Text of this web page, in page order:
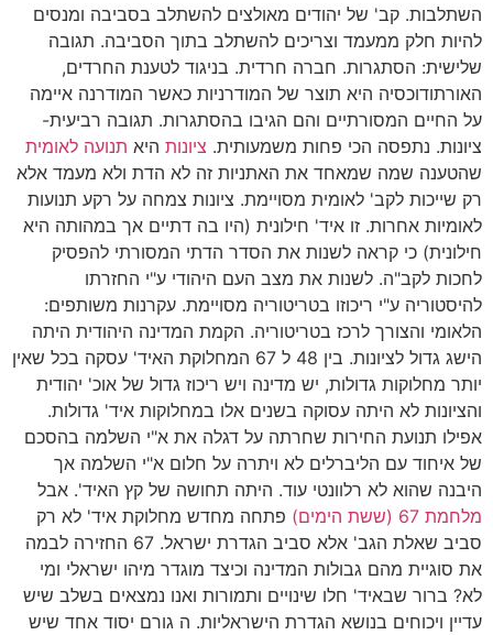
השתלבות. קב' של יהודים מאולצים להשתלב בסביבה ומנסים
להיות חלק ממעמד וצריכים להשתלב בתוך הסביבה. תגובה
שלישית: הסתגרות. חברה חרדית. בניגוד לטענת החרדים,
האורתודוכסיה היא תוצר של המודרניות כאשר המודרנה איימה
על החיים המסורתיים והם הגיבו בהסתגרות. תגובה רביעית-
ציונות. נתפסה הכי פחות משמעותית. ציונות היא תנועה לאומית
שהטענה שמה שמאחד את האתניות זה לא הדת ולא מעמד אלא
רק שייכות לקב' לאומית מסויימת. ציונות צמחה על רקע תנועות
לאומיות אחרות. זו איד' חילונית (היו בה דתיים אך במהותה היא
חילונית) כי קראה לשנות את הסדר הדתי המסורתי להפסיק
לחכות לקב"ה. לשנות את מצב העם היהודי ע"י החזרתו
להיסטוריה ע"י ריכוזו בטריטוריה מסויימת. עקרנות משותפים:
הלאומי והצורך לרכז בטריטוריה. הקמת המדינה היהודית היתה
הישג גדול לציונות. בין 48 ל 67 המחלוקת האיד' עסקה בכל שאין
יותר מחלוקות גדולות, יש מדינה ויש ריכוז גדול של אוכ' יהודית
והציונות לא היתה עסוקה בשנים אלו במחלוקות איד' גדולות.
אפילו תנועת החירות שחרתה על דגלה את א"י השלמה בהסכם
של איחוד עם הליברלים לא ויתרה על חלום א"י השלמה אך
היבנה שהוא לא רלוונטי עוד. היתה תחושה של קץ האיד'. אבל
מלחמת 67 (ששת הימים)
פתחה מחדש מחלוקת איד' לא רק
סביב שאלת הגב' אלא סביב הגדרת ישראל. 67 החזירה לבמה
את סוגיית מהם גבולות המדינה וכיצד מוגדר מיהו ישראלי ומי
לא? ברור שבאיד' חלו שינויים ותמורות ואנו נמצאים בשלב שיש
עדיין ויכוחים בנושא הגדרת הישראליות. ה גורם יסוד אחד שיש